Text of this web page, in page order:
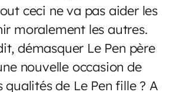
ceci ne va pas aider les
moralement les autres.
démasquer Le Pen père
nouvelle occasion de
qualités de Le Pen fille ? A